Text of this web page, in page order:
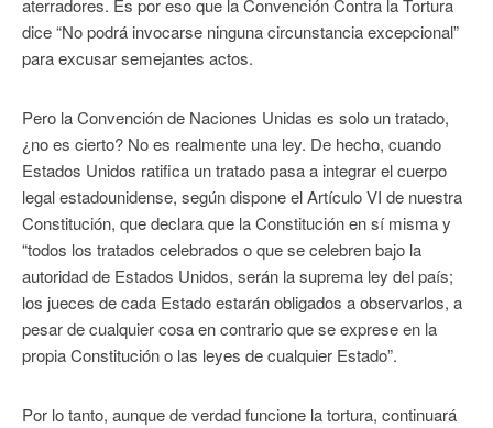
aterradores. Es por eso que la Convención Contra la Tortura
dice “No podrá invocarse ninguna circunstancia excepcional”
para excusar semejantes actos.
Pero la Convención de Naciones Unidas es solo un tratado,
¿no es cierto? No es realmente una ley. De hecho, cuando
Estados Unidos ratifica un tratado pasa a integrar el cuerpo
legal estadounidense, según dispone el Artículo VI de nuestra
Constitución, que declara que la Constitución en sí misma y
“todos los tratados celebrados o que se celebren bajo la
autoridad de Estados Unidos, serán la suprema ley del país;
los jueces de cada Estado estarán obligados a observarlos, a
pesar de cualquier cosa en contrario que se exprese en la
propia Constitución o las leyes de cualquier Estado”.
Por lo tanto, aunque de verdad funcione la tortura, continuará